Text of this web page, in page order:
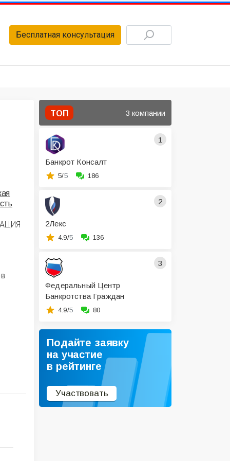
Бесплатная консультация
ТОП 3 компании
1
Банкрот Консалт
5/5 186
2
2Лекс
4.9/5 136
3
Федеральный Центр
Банкротства Граждан
4.9/5 80
Подайте заявку
на участие
в рейтинге
Участвовать